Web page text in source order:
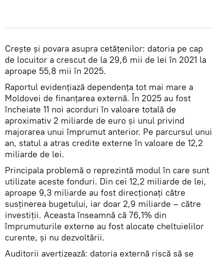
Crește și povara asupra cetățenilor: datoria pe cap
de locuitor a crescut de la 29,6 mii de lei în 2021 la
aproape 55,8 mii în 2025.
Raportul evidențiază dependența tot mai mare a
Moldovei de finanțarea externă. În 2025 au fost
încheiate 11 noi acorduri în valoare totală de
aproximativ 2 miliarde de euro și unul privind
majorarea unui împrumut anterior. Pe parcursul unui
an, statul a atras credite externe în valoare de 12,2
miliarde de lei.
Principala problemă o reprezintă modul în care sunt
utilizate aceste fonduri. Din cei 12,2 miliarde de lei,
aproape 9,3 miliarde au fost direcționați către
susținerea bugetului, iar doar 2,9 miliarde – către
investiții. Aceasta înseamnă că 76,1% din
împrumuturile externe au fost alocate cheltuielilor
curente, și nu dezvoltării.
Auditorii avertizează: datoria externă riscă să se